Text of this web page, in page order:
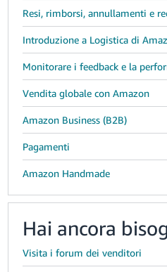
Resi, rimborsi, annullamenti e
Introduzione a Logistica di
Monitorare i feedback e la
Vendita globale con Amazon
Amazon Business (B2B)
Pagamenti
Amazon Handmade
Hai ancora
Visita i forum dei venditori